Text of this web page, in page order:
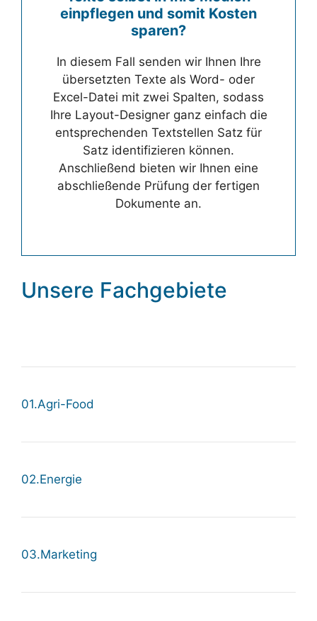
einpflegen und somit Kosten
sparen?
In diesem Fall senden wir Ihnen Ihre
übersetzten Texte als Word- oder
Excel-Datei mit zwei Spalten, sodass
Ihre Layout-Designer ganz einfach die
entsprechenden Textstellen Satz für
Satz identifizieren können.
Anschließend bieten wir Ihnen eine
abschließende Prüfung der fertigen
Dokumente an.
Unsere Fachgebiete
01.Agri-Food
02.Energie
03.Marketing